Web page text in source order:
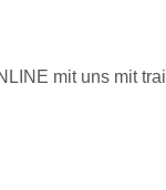
mit uns mit